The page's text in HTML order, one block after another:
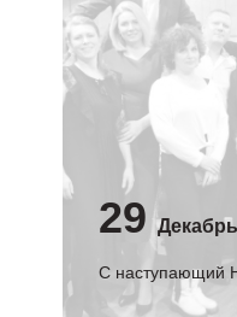
29 Декабрь
С наступающий